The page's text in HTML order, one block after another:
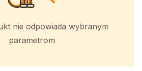
nie odpowiada wybranym
parametrom